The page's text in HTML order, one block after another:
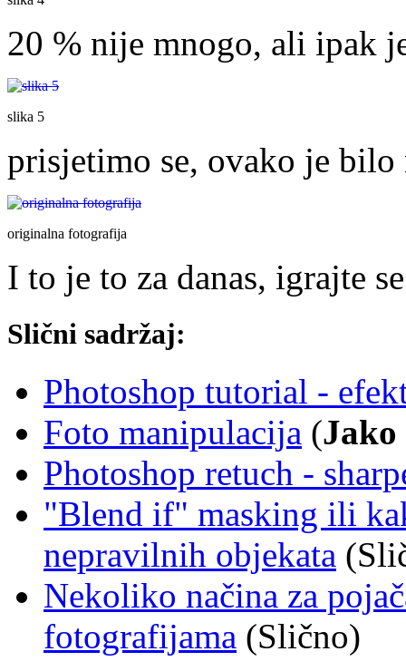
20 % nije mnogo, ali ipak
slika 5
prisjetimo se, ovako je bilo
originalna fotografija
I to je to za danas, igrajte
Slični sadržaj:
Photoshop tutorial -
Foto manipulacija (Jako
Photoshop retuch -
"Blend if" masking ili
nepravilnih objekata
Nekoliko načina za
fotografijama (Slično)